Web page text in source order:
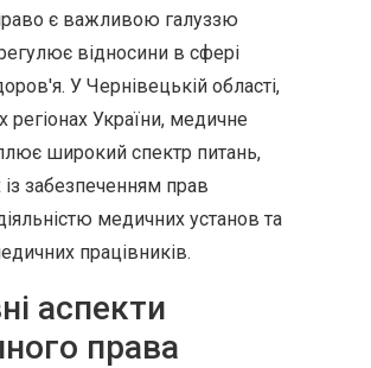
є важливою галуззю
відносини в сфері
У Чернівецькій області,
регіонах України, медичне
широкий спектр питань,
забезпеченням прав
медичних установ та
працівників.
аспекти
права